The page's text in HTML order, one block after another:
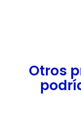
Otros